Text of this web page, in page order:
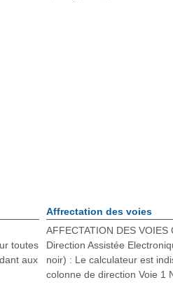
toutes
aux
Affrectation des voies
AFFECTATION DES VOIES
Direction Assistée
noir) : Le calculateur est
colonne de direction Voie 1